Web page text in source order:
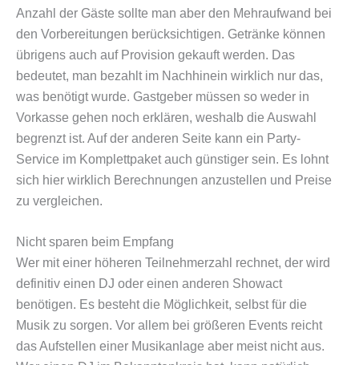
Anzahl der Gäste sollte man aber den Mehraufwand bei
den Vorbereitungen berücksichtigen. Getränke können
übrigens auch auf Provision gekauft werden. Das
bedeutet, man bezahlt im Nachhinein wirklich nur das,
was benötigt wurde. Gastgeber müssen so weder in
Vorkasse gehen noch erklären, weshalb die Auswahl
begrenzt ist. Auf der anderen Seite kann ein Party-
Service im Komplettpaket auch günstiger sein. Es lohnt
sich hier wirklich Berechnungen anzustellen und Preise
zu vergleichen.
Nicht sparen beim Empfang
Wer mit einer höheren Teilnehmerzahl rechnet, der wird
definitiv einen DJ oder einen anderen Showact
benötigen. Es besteht die Möglichkeit, selbst für die
Musik zu sorgen. Vor allem bei größeren Events reicht
das Aufstellen einer Musikanlage aber meist nicht aus.